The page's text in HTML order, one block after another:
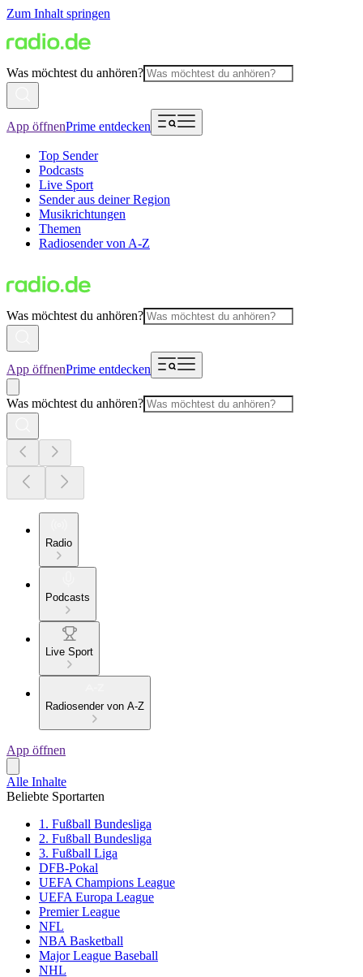
Zum Inhalt springen
Was möchtest du anhören?
App öffnenPrime entdecken
Top Sender
Podcasts
Live Sport
Sender aus deiner Region
Musikrichtungen
Themen
Radiosender von A-Z
Was möchtest du anhören?
App öffnenPrime entdecken
Was möchtest du anhören?
Radio
Podcasts
Live Sport
Radiosender von A-Z
App öffnen
Alle Inhalte
Beliebte Sportarten
1. Fußball Bundesliga
2. Fußball Bundesliga
3. Fußball Liga
DFB-Pokal
UEFA Champions League
UEFA Europa League
Premier League
NFL
NBA Basketball
Major League Baseball
NHL